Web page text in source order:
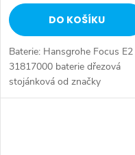
DO KOŠÍKU
Baterie: Hansgrohe Focus E2
31817000 baterie dřezová
stojánková od značky
Hansgrohe. Série: Focus E2.